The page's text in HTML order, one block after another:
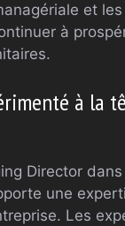
et
à
à la
Director
une
Les